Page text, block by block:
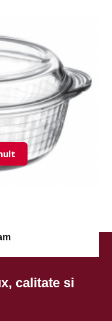
calitate si